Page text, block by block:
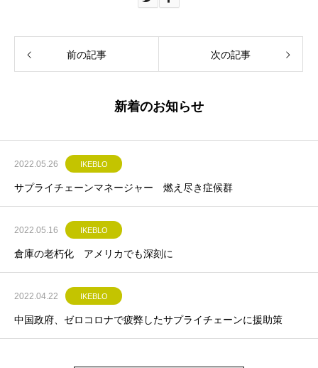
前の記事 次の記事
新着のお知らせ
2022.05.26 IKEBLO
サプライチェーンマネージャー 燃え尽き症候群
2022.05.16 IKEBLO
倉庫の老朽化 アメリカでも深刻に
2022.04.22 IKEBLO
中国政府、ゼロコロナで疲弊したサプライチェーンに援助策